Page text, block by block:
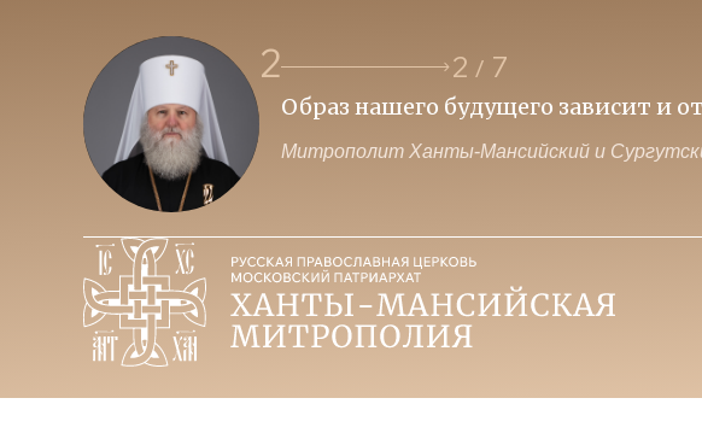
2 2 / 7
и Церкви Образ нашего будущего зависит и от
Митрополит Ханты-Мансийский и